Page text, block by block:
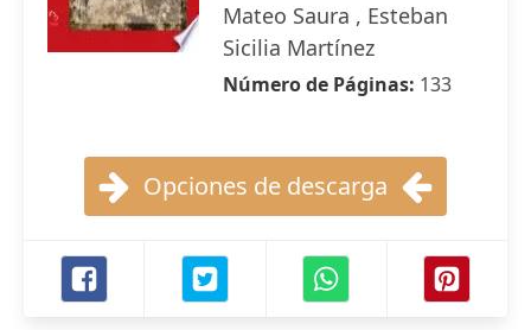
Mateo Saura , Esteban
Sicilia Martínez
Número de Páginas: 133
Opciones de descarga